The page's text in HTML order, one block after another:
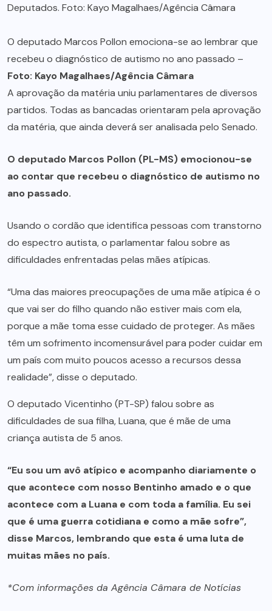
O deputado Marcos Pollon emociona-se ao lembrar que
recebeu o diagnóstico de autismo no ano passado –
Foto: Kayo Magalhaes/Agência Câmara
A aprovação da matéria uniu parlamentares de diversos
partidos. Todas as bancadas orientaram pela aprovação
da matéria, que ainda deverá ser analisada pelo Senado.
O deputado Marcos Pollon (PL-MS) emocionou-se
ao contar que recebeu o diagnóstico de autismo no
ano passado.
Usando o cordão que identifica pessoas com transtorno
do espectro autista, o parlamentar falou sobre as
dificuldades enfrentadas pelas mães atípicas.
“Uma das maiores preocupações de uma mãe atípica é o
que vai ser do filho quando não estiver mais com ela,
porque a mãe toma esse cuidado de proteger. As mães
têm um sofrimento incomensurável para poder cuidar em
um país com muito poucos acesso a recursos dessa
realidade”, disse o deputado.
O deputado Vicentinho (PT-SP) falou sobre as
dificuldades de sua filha, Luana, que é mãe de uma
criança autista de 5 anos.
“Eu sou um avô atípico e acompanho diariamente o
que acontece com nosso Bentinho amado e o que
acontece com a Luana e com toda a família. Eu sei
que é uma guerra cotidiana e como a mãe sofre”,
disse Marcos, lembrando que esta é uma luta de
muitas mães no país.
*Com informações da Agência Câmara de Notícias